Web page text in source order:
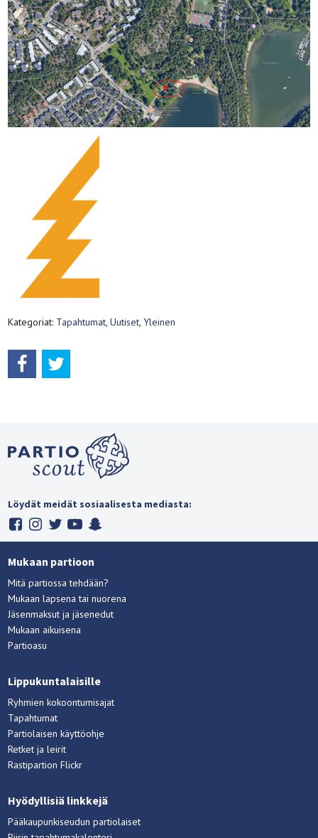
Kategoriat: Tapahtumat,Uutiset,Yleinen
Löydät meidät sosiaalisesta mediasta:
Mukaan partioon
Mitä partiossa tehdään?
Mukaan lapsena tai nuorena
Jäsenmaksut ja jäsenedut
Mukaan aikuisena
Partioasu
Lippukuntalaisille
Ryhmien kokoontumisajat
Tapahtumat
Partiolaisen käyttöohje
Retket ja leirit
Rastipartion Flickr
Hyödyllisiä linkkejä
Pääkaupunkiseudun partiolaiset